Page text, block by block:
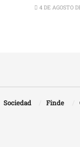
4 DE AGOSTO
Sociedad Finde